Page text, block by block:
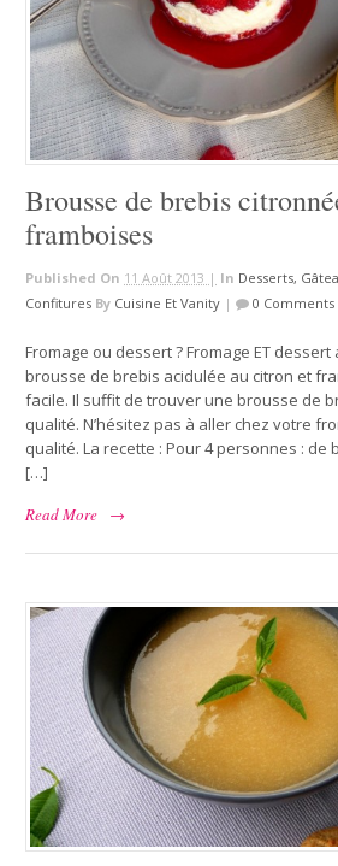
Brousse de brebis
framboises
Published On 11 Août 2013 | In Desserts,
Confitures By Cuisine Et Vanity | 0 Comments
Fromage ou dessert ? Fromage ET
brousse de brebis acidulée au citron et
facile. Il suffit de trouver une brousse de
qualité. N’hésitez pas à aller chez votre
qualité. La recette : Pour 4 personnes : de
[…]
Read More
→